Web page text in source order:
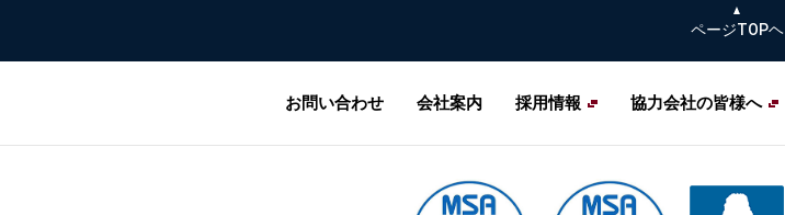
ページTOPヘ
お問い合わせ 会社案内 採用情報 協力会社の皆様へ